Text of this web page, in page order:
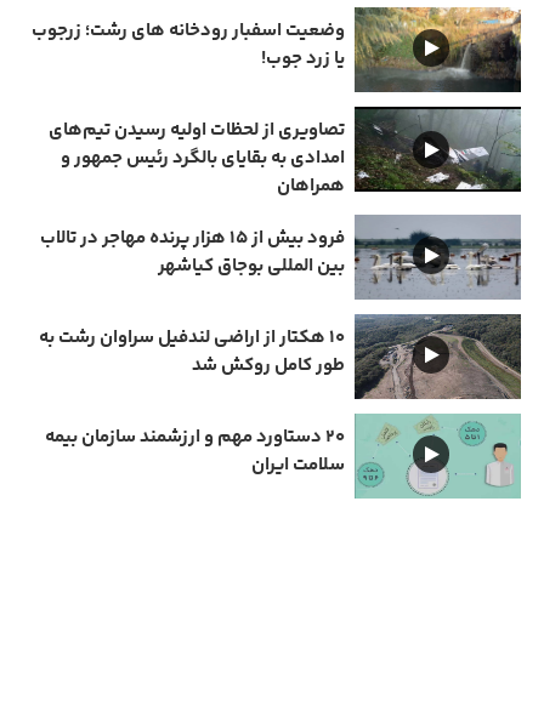
وضعیت اسفبار رودخانه های رشت؛ زرجوب
یا زرد جوب!
تصاویری از لحظات اولیه رسیدن تیم‌های
امدادی به بقایای بالگرد رئیس جمهور و
همراهان
فرود بیش از ۱۵ هزار پرنده مهاجر در تالاب
بین المللی بوجاق کیاشهر
۱۰ هکتار از اراضی لندفیل سراوان رشت به
طور کامل روکش شد
۲۰ دستاورد مهم و ارزشمند سازمان بیمه
سلامت ایران